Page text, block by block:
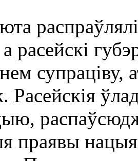
расейскі
Расейскія
праявы